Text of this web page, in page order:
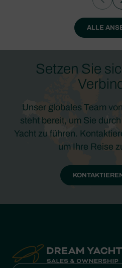
ALLE
Setzen Sie
Unser globales Team
steht bereit, um Sie
Yacht zu führen.
um Ihre Reise